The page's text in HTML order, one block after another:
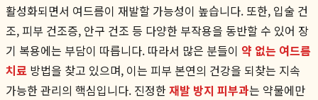
활성화되면서 여드름이 재발할 가능성이 높습니다. 또한, 입술 건
조, 피부 건조증, 안구 건조 등 다양한 부작용을 동반할 수 있어 장
기 복용에는 부담이 따릅니다. 따라서 많은 분들이 약 없는 여드름
치료 방법을 찾고 있으며, 이는 피부 본연의 건강을 되찾는 지속
가능한 관리의 핵심입니다. 진정한재발 방지 피부과는 약물에만